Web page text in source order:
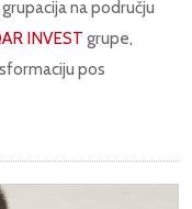
na području
INVEST grupe,
pos